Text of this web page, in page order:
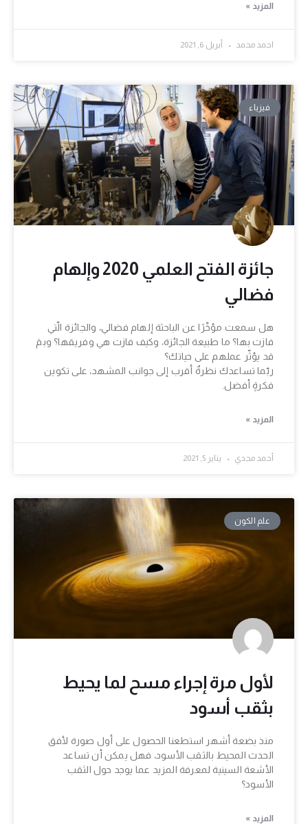
المزيد »
احمد محمد أبريل 6, 2021
فيزياء
جائزة الفتح العلمي 2020 وإلهام
فضالي
هل سمعت مؤخّرًا عن الباحثة إلهام فضالي، والجائزة الّتي
فازت بها؟ ما طبيعة الجائزة، وكيف فازت هي وفريقها؟ وبمَ
قد يؤثّر عملهم على حياتك؟
ربّما تساعدك نظرةٌ أقرب إلى جوانب المشهد، على تكوين
فكرةٍ أفضل.
المزيد »
أحمد مجدي يناير 5, 2021
علم الكون
لأول مرة إجراء مسح لما يحيط
بثقب أسود
منذ بضعة أشهر استطعنا الحصول على أول صورة لأفق
الحدث المحيط بالثقب الأسود، فهل يمكن أن تساعد
الأشعة السينية لمعرفة المزيد عما يوجد حول الثقب
الأسود؟
المزيد »